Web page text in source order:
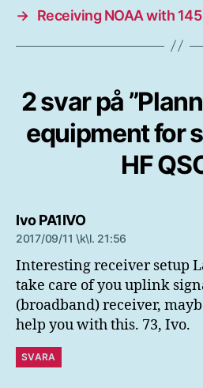
→ Receiving NOAA with
2 svar på
equipment for
HF
Ivo PA1IVOsäger:
2017/09/11 \k\l. 21:56
Interesting receiver setup
take care of you uplink
(broadband) receiver,
help you with this. 73, Ivo.
SVARA